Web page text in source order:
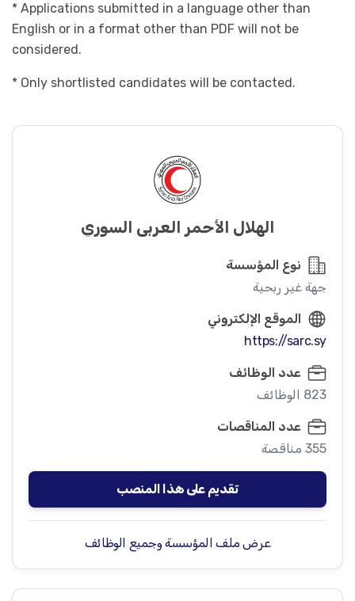
* Applications submitted in a language other than
English or in a format other than PDF will not be
considered.
* Only shortlisted candidates will be contacted.
الهلال الأحمر العربي السوري
نوع المؤسسة
جهة غير ربحية
الموقع الإلكتروني
https://sarc.sy
عدد الوظائف
823 الوظائف
عدد المناقصات
355 مناقصة
تقديم على هذا المنصب
عرض ملف المؤسسة وجميع الوظائف